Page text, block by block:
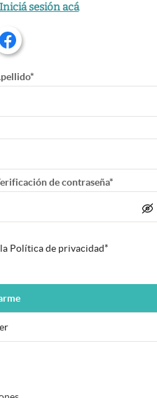
Iniciá sesión acá
de contraseña*
Política de privacidad*